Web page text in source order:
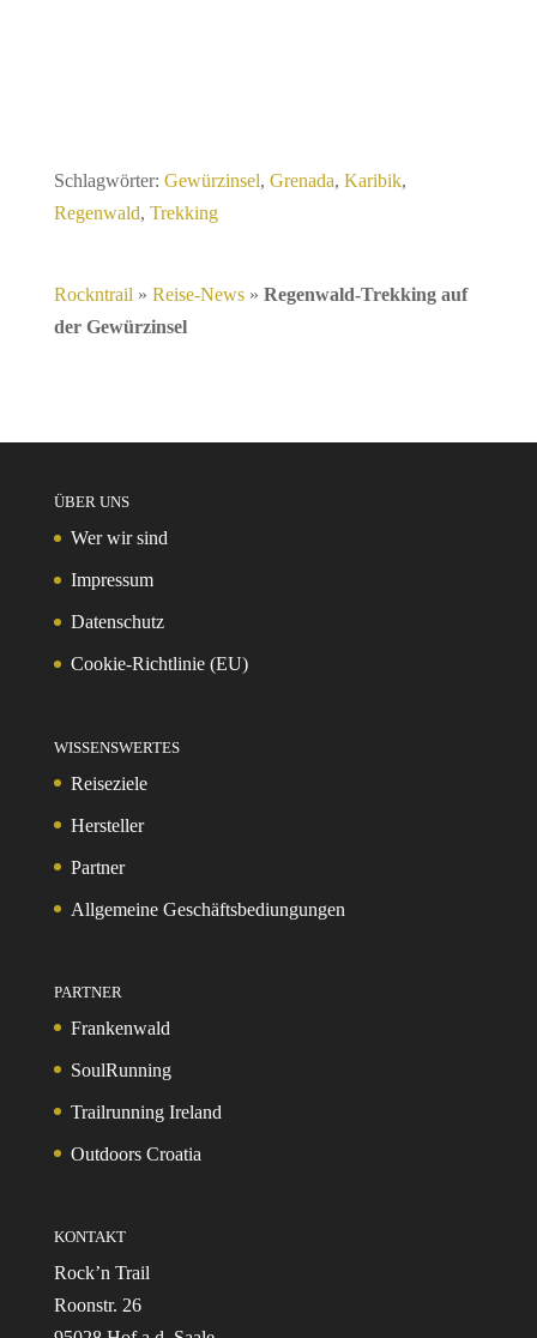
Schlagwörter: Gewürzinsel, Grenada, Karibik,
Regenwald, Trekking
Rockntrail» Reise-News» Regenwald-Trekking auf
der Gewürzinsel
ÜBER UNS
Wer wir sind
Impressum
Datenschutz
Cookie-Richtlinie (EU)
WISSENSWERTES
Reiseziele
Hersteller
Partner
Allgemeine Geschäftsbediungungen
PARTNER
Frankenwald
SoulRunning
Trailrunning Ireland
Outdoors Croatia
KONTAKT
Rock’n Trail
Roonstr. 26